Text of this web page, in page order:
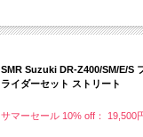
SMR Suzuki DR-Z400/SM/E/S
ライダーセット ストリート
サマーセール 10% off： 19,500